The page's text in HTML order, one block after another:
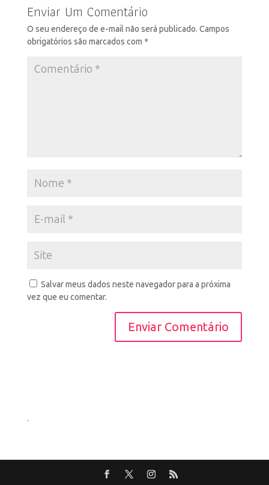
Enviar Um Comentário
O seu endereço de e-mail não será publicado. Campos
obrigatórios são marcados com *
Salvar meus dados neste navegador para a próxima
vez que eu comentar.
.